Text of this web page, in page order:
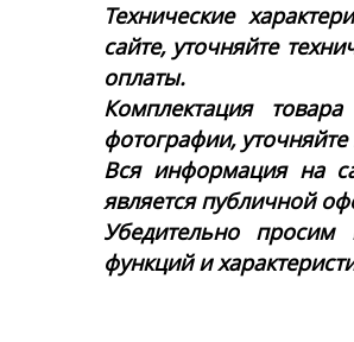
Технические
сайте, уточняйте
оплаты.
Комплектация
фотографии,
Вся информация на
является публичной
Убедительно
функций и